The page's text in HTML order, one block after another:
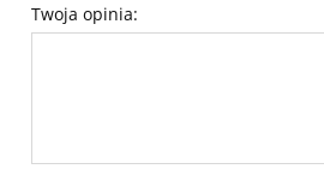
Twoja opinia: